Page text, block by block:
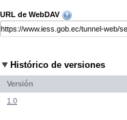
URL de WebDAV
Histórico de versiones
Versión
1.0